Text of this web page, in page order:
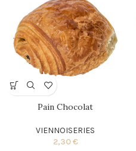
Pain Chocolat
VIENNOISERIES
2,30€